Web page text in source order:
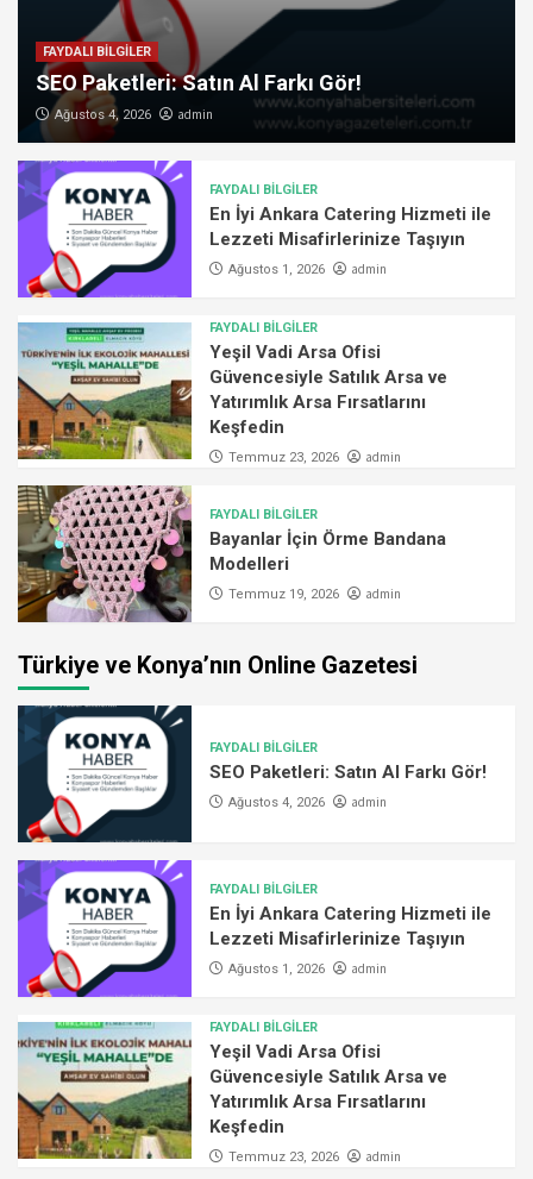
FAYDALI BİLGİLER
SEO Paketleri: Satın Al Farkı Gör!
Ağustos 4, 2026 admin
FAYDALI BİLGİLER
En İyi Ankara Catering Hizmeti ile
Lezzeti Misafirlerinize Taşıyın
Ağustos 1, 2026 admin
FAYDALI BİLGİLER
Yeşil Vadi Arsa Ofisi
Güvencesiyle Satılık Arsa ve
Yatırımlık Arsa Fırsatlarını
Keşfedin
Temmuz 23, 2026 admin
FAYDALI BİLGİLER
Bayanlar İçin Örme Bandana
Modelleri
Temmuz 19, 2026 admin
Türkiye ve Konya’nın Online Gazetesi
FAYDALI BİLGİLER
SEO Paketleri: Satın Al Farkı Gör!
Ağustos 4, 2026 admin
FAYDALI BİLGİLER
En İyi Ankara Catering Hizmeti ile
Lezzeti Misafirlerinize Taşıyın
Ağustos 1, 2026 admin
FAYDALI BİLGİLER
Yeşil Vadi Arsa Ofisi
Güvencesiyle Satılık Arsa ve
Yatırımlık Arsa Fırsatlarını
Keşfedin
Temmuz 23, 2026 admin